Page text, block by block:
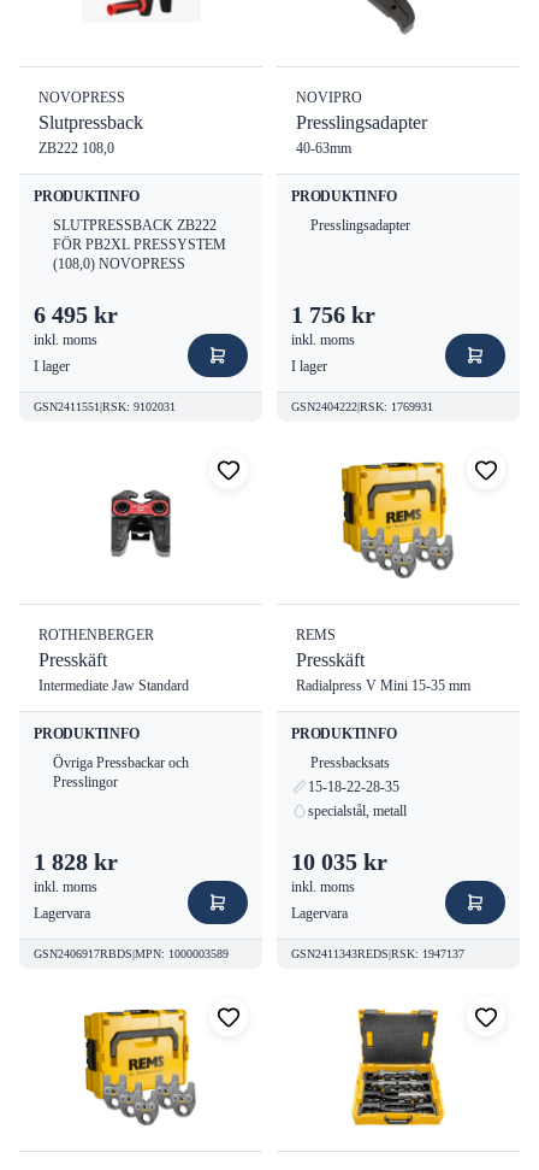
NOVOPRESS
Slutpressback
ZB222 108,0
PRODUKTINFO
SLUTPRESSBACK ZB222
FÖR PB2XL PRESSYSTEM
(108,0) NOVOPRESS
6 495 kr
inkl. moms
I lager
GSN2411551|RSK: 9102031
NOVIPRO
Presslingsadapter
40-63mm
PRODUKTINFO
Presslingsadapter
1 756 kr
inkl. moms
I lager
GSN2404222|RSK: 1769931
ROTHENBERGER
Presskäft
Intermediate Jaw Standard
PRODUKTINFO
Övriga Pressbackar och
Presslingor
1 828 kr
inkl. moms
Lagervara
GSN2406917RBDS|MPN: 1000003589
REMS
Presskäft
Radialpress V Mini 15-35 mm
PRODUKTINFO
Pressbacksats
15-18-22-28-35
specialstål, metall
10 035 kr
inkl. moms
Lagervara
GSN2411343REDS|RSK: 1947137